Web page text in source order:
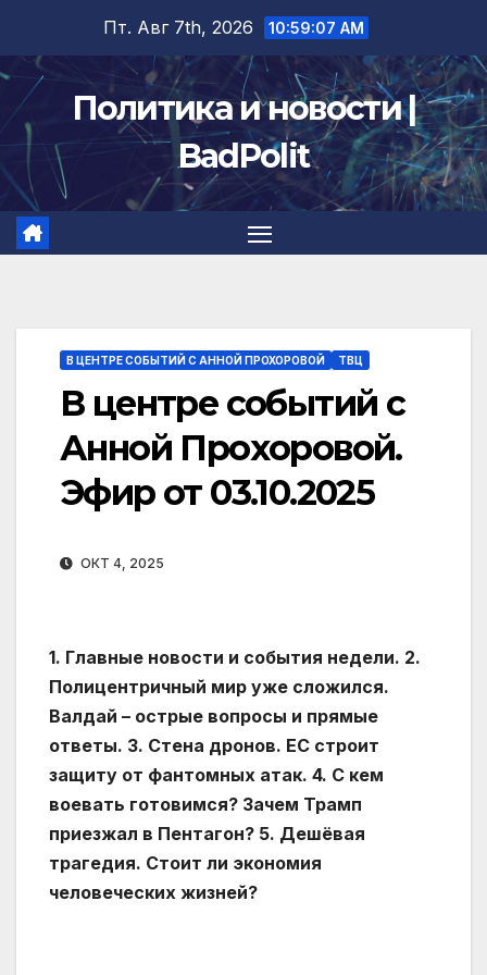
содержимому
Пт. Авг 7th, 2026 10:59:08 AM
Политика и новости |
BadPolit
В ЦЕНТРЕ СОБЫТИЙ С АННОЙ ПРОХОРОВОЙ ТВЦ
В центре событий с
Анной Прохоровой.
Эфир от 03.10.2025
ОКТ 4, 2025
1. Главные новости и события недели. 2.
Полицентричный мир уже сложился.
Валдай – острые вопросы и прямые
ответы. 3. Стена дронов. ЕС строит
защиту от фантомных атак. 4. С кем
воевать готовимся? Зачем Трамп
приезжал в Пентагон? 5. Дешёвая
трагедия. Стоит ли экономия
человеческих жизней?